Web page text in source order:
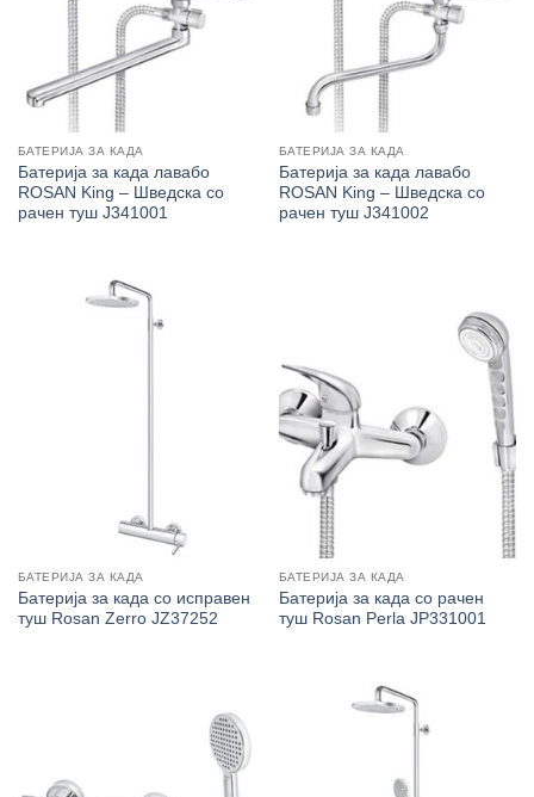
БАТЕРИЈА ЗА КАДА
Батерија за када лавабо
ROSAN King – Шведска со
рачен туш J341001
БАТЕРИЈА ЗА КАДА
Батерија за када лавабо
ROSAN King – Шведска со
рачен туш J341002
БАТЕРИЈА ЗА КАДА
Батерија за када со исправен
туш Rosan Zerro JZ37252
БАТЕРИЈА ЗА КАДА
Батерија за када со рачен
туш Rosan Perla JP331001